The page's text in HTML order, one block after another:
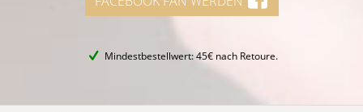
Mindestbestellwert: 45€ nach Retoure.